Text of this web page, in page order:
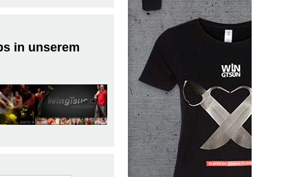
in unserem